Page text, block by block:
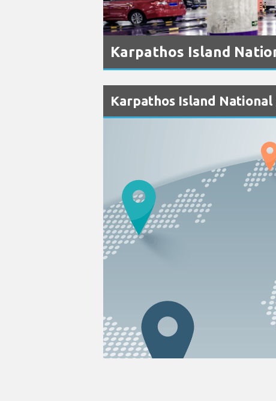
Karpathos Island
Karpathos Island National